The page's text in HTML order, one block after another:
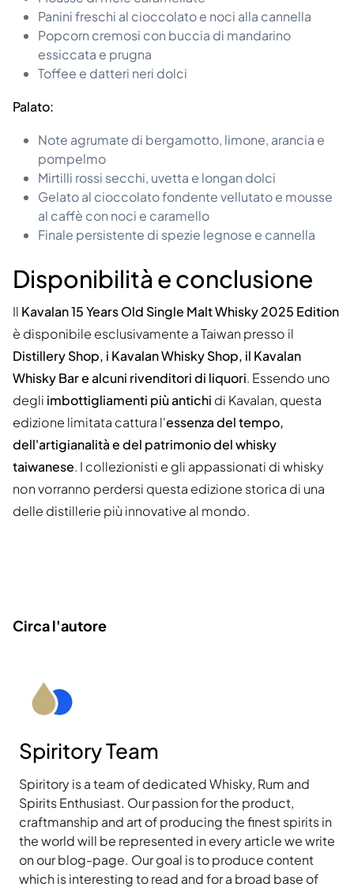
Panini freschi al cioccolato e noci alla cannella
Popcorn cremosi con buccia di mandarino
essiccata e prugna
Toffee e datteri neri dolci
Palato:
Note agrumate di bergamotto, limone, arancia e
pompelmo
Mirtilli rossi secchi, uvetta e longan dolci
Gelato al cioccolato fondente vellutato e mousse
al caffè con noci e caramello
Finale persistente di spezie legnose e cannella
Disponibilità e conclusione
Il Kavalan 15 Years Old Single Malt Whisky 2025 Edition
è disponibile esclusivamente a Taiwan presso il
Distillery Shop, i Kavalan Whisky Shop, il Kavalan
Whisky Bar e alcuni rivenditori di liquori. Essendo uno
degli imbottigliamenti più antichi di Kavalan, questa
edizione limitata cattura l'essenza del tempo,
dell'artigianalità e del patrimonio del whisky
taiwanese. I collezionisti e gli appassionati di whisky
non vorranno perdersi questa edizione storica di una
delle distillerie più innovative al mondo.
Circa l'autore
Spiritory Team
Spiritory is a team of dedicated Whisky, Rum and
Spirits Enthusiast. Our passion for the product,
craftmanship and art of producing the finest spirits in
the world will be represented in every article we write
on our blog-page. Our goal is to produce content
which is interesting to read and for a broad base of